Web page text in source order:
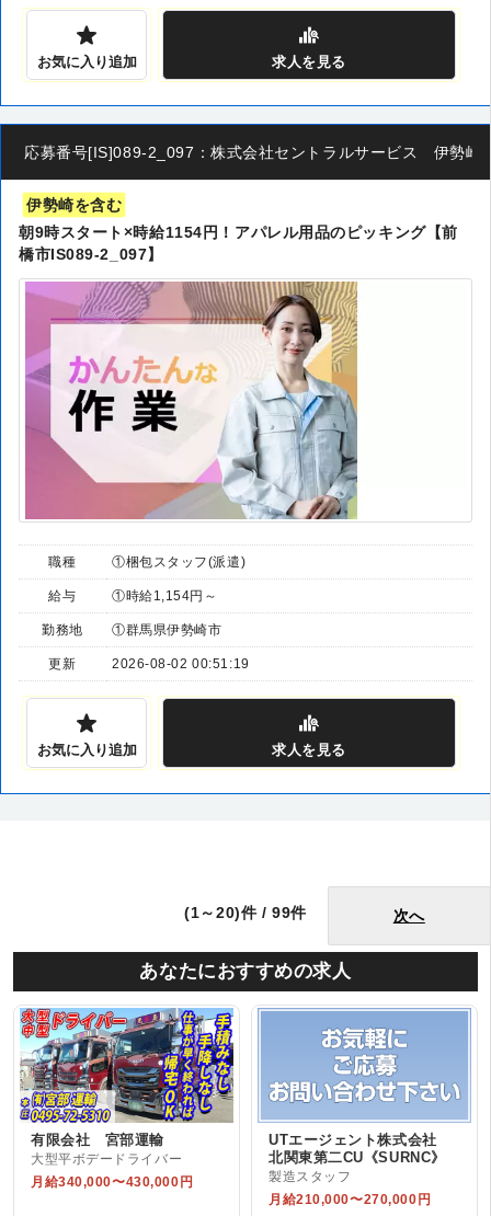
お気に入り追加 求人を見る
応募番号[IS]089-2_097：株式会社セントラルサービス 伊勢崎
伊勢崎を含む
朝9時スタート×時給1154円！アパレル用品のピッキング【前
橋市IS089-2_097】
職種 ①梱包スタッフ(派遣)
給与 ①時給1,154円～
勤務地 ①群馬県伊勢崎市
更新 2026-08-02 00:51:19
お気に入り追加 求人 を見る
(1～20)件 / 99件 次へ
あなたにおすすめの求人
有限会社 宮部運輸
大型平ボデードライバー
月給340,000〜430,000円
UTエージェント株式会社
北関東第二CU《SURNC》
製造スタッフ
月給210,000〜270,000円